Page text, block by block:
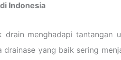
Indonesia
drain menghadapi
yang baik sering